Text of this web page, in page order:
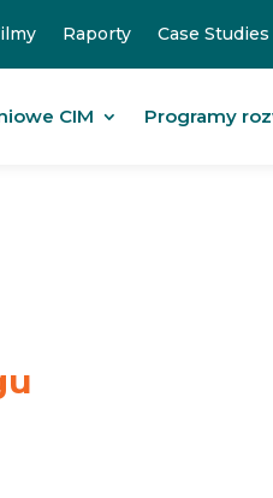
Raporty Case Studies
CIM Programy